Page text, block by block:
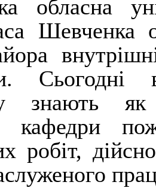
обласна
Шевченка
Сьогодні
знають як
кафедри
робіт,